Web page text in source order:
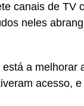
canais de TV
neles
a
acesso,